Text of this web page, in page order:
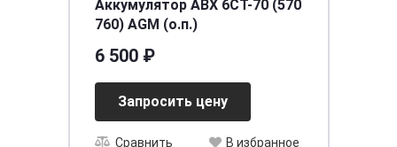
Аккумулятор ABX 6CT-70 (570
760) AGM (о.п.)
6 500 ₽
Запросить цену
Сравнить В избранное